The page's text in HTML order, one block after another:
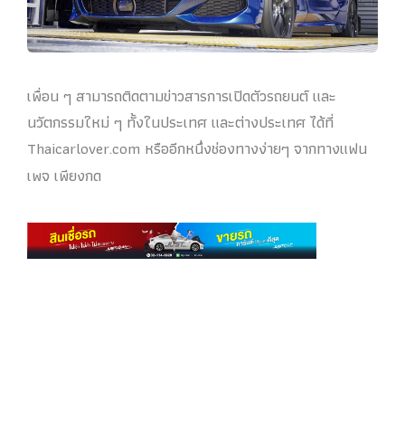
เพื่อน ๆ สามารถติดตามข่าวสารการเปิดตัวรถยนต์ และ
นวัตกรรมใหม่ ๆ ทั้งในประเทศ และต่างประเทศ ได้ที่
Thaicarlover.com หรืออีกหนึ่งช่องทางง่ายๆ จากทางแฟน
เพจ เพียงกด